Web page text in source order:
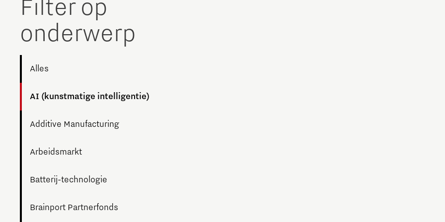
Integrated Photonics
The Gate voor tech startups
Hoe bescherm ik mijn idee?
Brainport Networking Financials
Filter op
onderwerp
Alles
AI (kunstmatige intelligentie)
Additive Manufacturing
Arbeidsmarkt
Batterij-technologie
Brainport Partnerfonds